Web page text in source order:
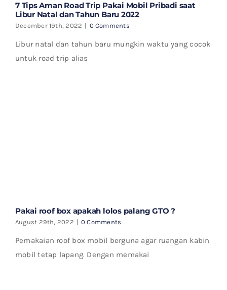
7 Tips Aman Road Trip Pakai Mobil Pribadi saat
Libur Natal dan Tahun Baru 2022
December 19th, 2022 | 0 Comments
Libur natal dan tahun baru mungkin waktu yang cocok
untuk road trip alias
Pakai roof box apakah lolos palang GTO ?
August 29th, 2022 | 0 Comments
Pemakaian roof box mobil berguna agar ruangan kabin
mobil tetap lapang. Dengan memakai